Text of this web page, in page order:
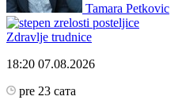
Tamara Petkovic
Zdravlje trudnice
18:20 07.08.2026
pre 23 сата